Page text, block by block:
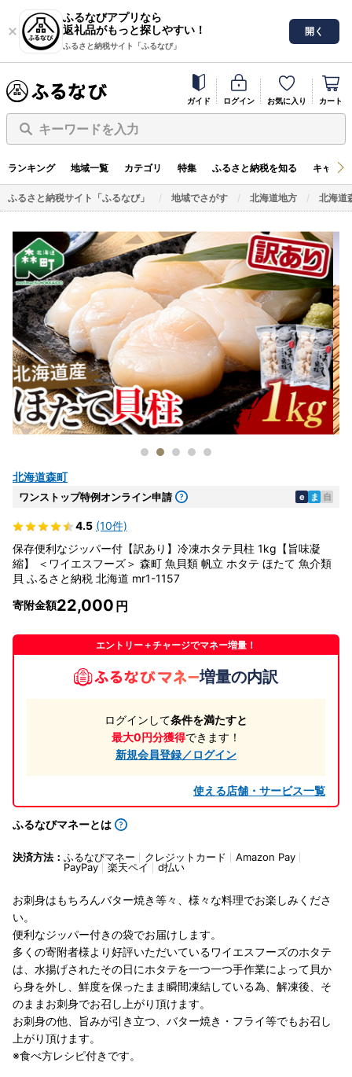
ふるなびアプリなら
返礼品がもっと探しやすい！
ふるさと納税サイト「ふるなび」
開く
ガイド ログイン お気に入り カート
キーワードを入力
ランキング 地域一覧 カテゴリ 特集 ふるさと納税を知る キャン
ふるさと納税サイト「ふるなび」 地域でさがす 北海道地方 北海道
北海道森町
ワンストップ特例オンライン申請 e ま 自
4.5 (10件)
保存便利なジッパー付【訳あり】冷凍ホタテ貝柱 1kg【旨味凝
縮】 ＜ワイエスフーズ＞ 森町 魚貝類 帆立 ホタテ ほたて 魚介類
貝 ふるさと納税 北海道 mr1-1157
寄附金額22,000
エントリー＋チャージでマネー増量！
増量の内訳
ログインして条件を満たすと
最大0円分獲得できます！
新規会員登録／ログイン
使える店舗・サービス一覧
ふるなびマネーとは
決済方法： ふるなびマネー クレジットカード
Amazon Pay
PayPay
楽天ペイ d払い
お刺身はもちろんバター焼き等々、様々な料理でお楽しみくださ
い。
便利なジッパー付きの袋でお届けします。
多くの寄附者様より好評いただいているワイエスフーズのホタテ
は、水揚げされたその日にホタテを一つ一つ手作業によって貝か
ら身を外し、鮮度を保ったまま瞬間凍結している為、解凍後、そ
のままお刺身でお召し上がり頂けます。
お刺身の他、旨みが引き立つ、バター焼き・フライ等でもお召し
上がり頂けます。
※食べ方レシピ付きです。